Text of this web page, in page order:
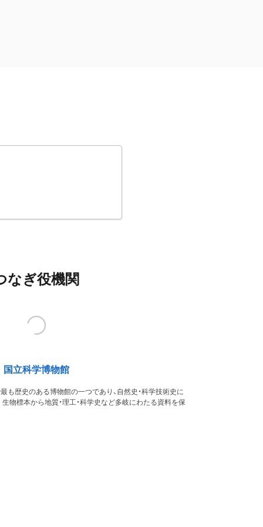
なぎ役機関
国立科学博物館
も歴史のある博物館の一つであり、自然史・科学技術史に
物標本から地質・理工・科学史など多岐にわたる資料を保